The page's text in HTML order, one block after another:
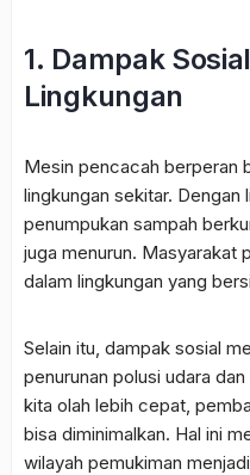
1. Dampak
Lingkungan
Mesin pencacah berperan
lingkungan sekitar.
penumpukan sampah
juga menurun. Masyarakat
dalam lingkungan yang
Selain itu, dampak sosial
penurunan polusi udara
kita olah lebih cepat,
bisa diminimalkan. Hal ini
wilayah pemukiman